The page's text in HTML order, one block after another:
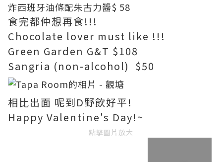
炸西班牙油條配朱古力醬$ 58
食完都仲想再食!!!
Chocolate lover must like !!!
Green Garden G&T $108
Sangria (non-alcohol) $50
相比出面 呢到D野飲好平!
Happy Valentine's Day!~
點擊圖片放大